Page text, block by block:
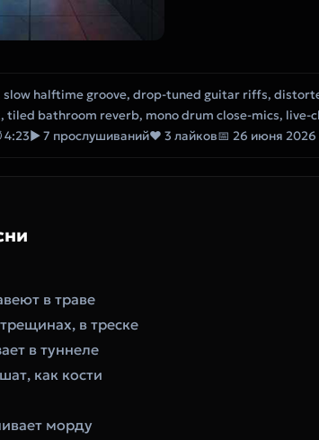
slow halftime groove, drop-tuned guitar riffs,
tiled bathroom reverb, mono drum close-mics,
▶ 7 прослушиваний❤ 3 лайков📅 26 июня 2026
в траве
в треске
в туннеле
как кости
морду